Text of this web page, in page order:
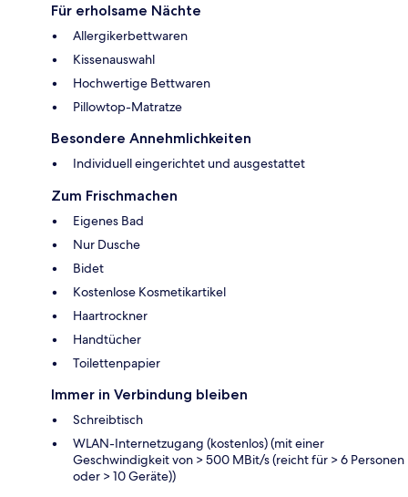
Für erholsame Nächte
Allergikerbettwaren
Kissenauswahl
Hochwertige Bettwaren
Pillowtop-Matratze
Besondere Annehmlichkeiten
Individuell eingerichtet und ausgestattet
Zum Frischmachen
Eigenes Bad
Nur Dusche
Bidet
Kostenlose Kosmetikartikel
Haartrockner
Handtücher
Toilettenpapier
Immer in Verbindung bleiben
Schreibtisch
WLAN-Internetzugang (kostenlos) (mit einer
Geschwindigkeit von > 500 MBit/s (reicht für > 6 Personen
oder > 10 Geräte))